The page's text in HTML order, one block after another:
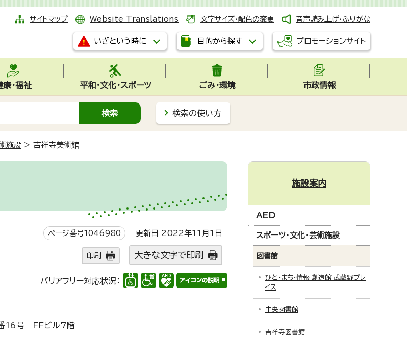
サイトマップ Website Translations 文字サイズ・配色の変更 音声読み上げ・ふりがな
いざという時に 目的から探す プロモーションサイト
康・福祉 平和・文化・スポーツ ごみ・環境 市政情報
検索の使い方
施設 > 吉祥寺美術館
ページ番号1046980 更新日 2022年11月1日
印刷 大きな文字で印刷
バリアフリー対応状況：
番16号 FFビル7階
施設案内
AED
スポーツ・文化・芸術施設
図書館
ひと・まち・情報 創造館 武蔵野プレ
イス
中央図書館
吉祥寺図書館